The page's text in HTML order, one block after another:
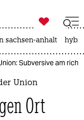

taz zahl ich
sachsen-anhalt
Subversive am
Union
Ort